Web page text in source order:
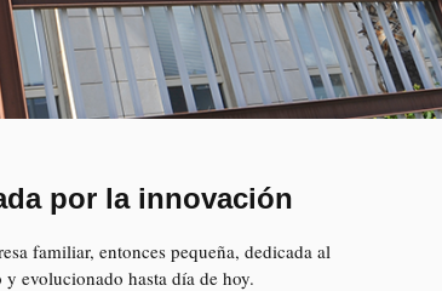
por la innovación
familiar, entonces pequeña, dedicada al
evolucionado hasta día de hoy.